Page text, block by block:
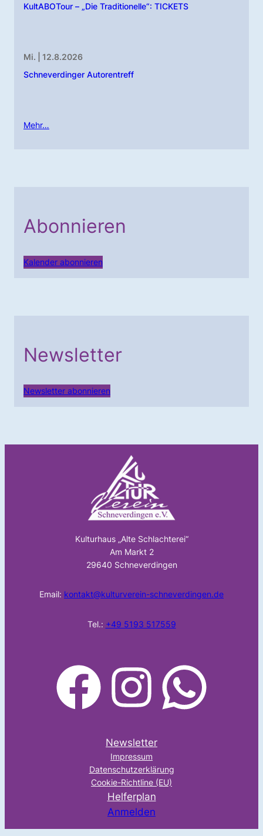
KultABOTour – „Die Traditionelle“: TICKETS
Mi. | 12.8.2026
Schneverdinger Autorentreff
Mehr…
Abonnieren
Kalender abonnieren
Newsletter
Newsletter abonnieren
Kulturhaus „Alte Schlachterei“
Am Markt 2
29640 Schneverdingen
Email: kontakt@kulturverein-schneverdingen.de
Tel.: +49 5193 517559
facebook Instagram WhatsApp
Newsletter
Impressum
Datenschutzerklärung
Cookie-Richtline (EU)
Helferplan
Anmelden